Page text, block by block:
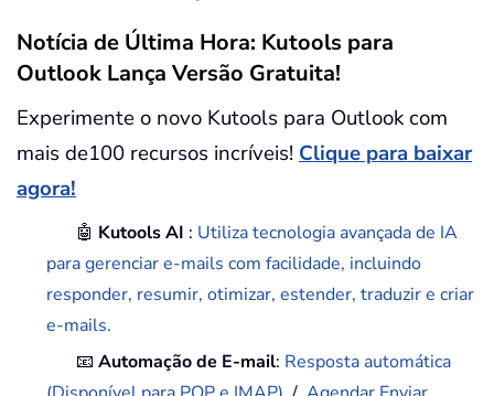
Notícia de Última Hora: Kutools para
Outlook Lança Versão Gratuita!
Experimente o novo Kutools para Outlook com
mais de100 recursos incríveis! Clique para baixar
agora!
🤖 Kutools AI : Utiliza tecnologia avançada de IA
para gerenciar e-mails com facilidade, incluindo
responder, resumir, otimizar, estender, traduzir e criar
e-mails.
📧Automação de E-mail: Resposta automática